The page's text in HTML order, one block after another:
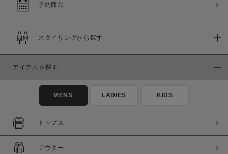
予約商品
スタイリングから探す
アイテムを探す
MENS LADIES KIDS
トップス
アウター